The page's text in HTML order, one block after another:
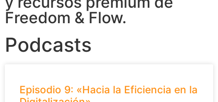
Freedom & Flow.
Podcasts
Episodio 9: «Hacia la Eficiencia en la